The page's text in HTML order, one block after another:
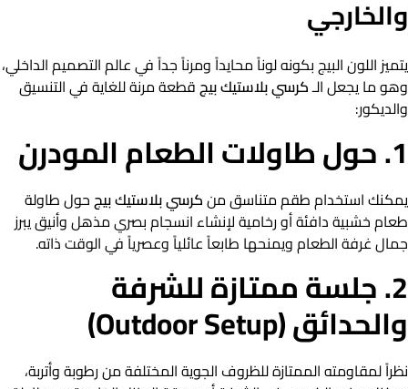
والخارجي
يتميز اللون البيج بكونه لوناً محايداً ومرناً جداً في عالم التصميم الداخلي،
وهو ما يجعل الـكرسي بلاستيك بيجقطعة مرنة للغاية في التنسيق
والديكور:
1. حول طاولات الطعام المودرن
يمكنك استخدام طقم متناسق منكرسي بلاستيك بيجحول طاولة
طعام خشبية دافئة أو رخامية لإنشاء انسجام بصري مذهل وأنيق يبرز
جمال غرفة الطعام ويمنحها طابعاً عائلياً وعصرياً في الوقت ذاته.
2. جلسة ممتازة للشرفة
والحدائق (Outdoor Setup)
نظراً لمقاومته الممتازة للظروف الجوية المختلفة من رطوبة وأتربة،